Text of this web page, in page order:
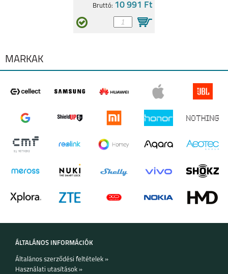
Bruttó: 10 991 Ft
MÁRKÁK
ÁLTALÁNOS INFORMÁCIÓK
Általános szerződési feltételek »
Használati utasítások »